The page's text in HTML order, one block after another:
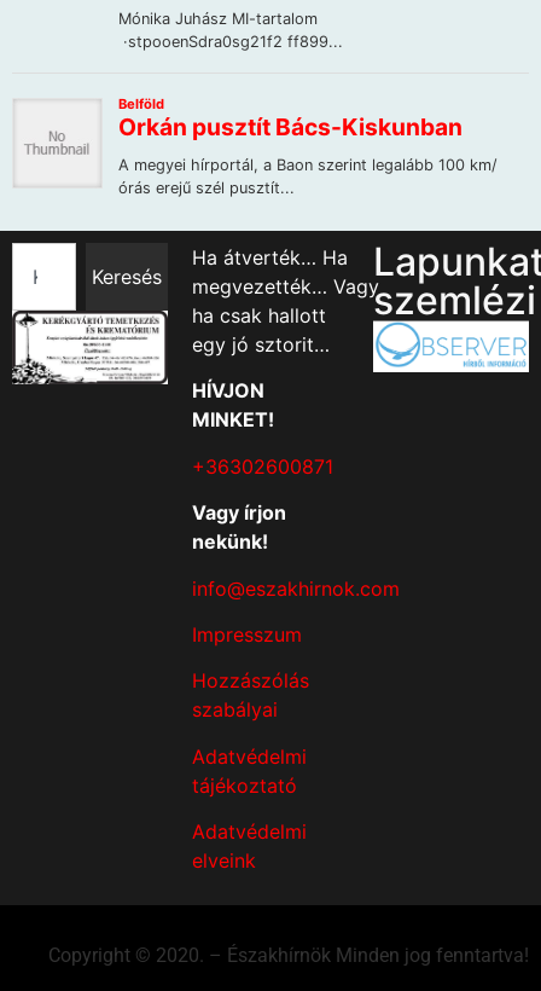
Keresés
Ha átverték… Ha
megvezették… Vagy
ha csak hallott
egy jó sztorit…
HÍVJON
MINKET!
+36302600871
Vagy írjon
nekünk!
info@eszakhirnok.com
Impresszum
Hozzászólás
szabályai
Adatvédelmi
tájékoztató
Adatvédelmi
elveink
szemlézi
Copyright © 2020. – Északhírnök Minden jog fenntartva!